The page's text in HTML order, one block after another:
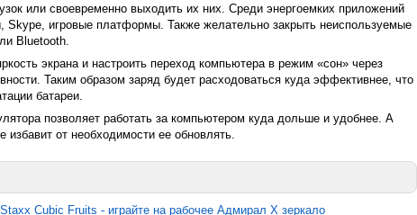
или своевременно выходить их них. Среди энергоемких приложений
игровые платформы. Также желательно закрыть неиспользуемые
Bluetooth.
экрана и настроить переход компьютера в режим «сон» через
Таким образом заряд будет расходоваться куда эффективнее, что
батареи.
позволяет работать за компьютером куда дольше и удобнее. А
избавит от необходимости ее обновлять.
Cubic Fruits - играйте на рабочее Адмирал Х зеркало